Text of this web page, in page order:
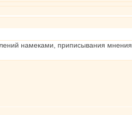
намеками, приписывания мнения,